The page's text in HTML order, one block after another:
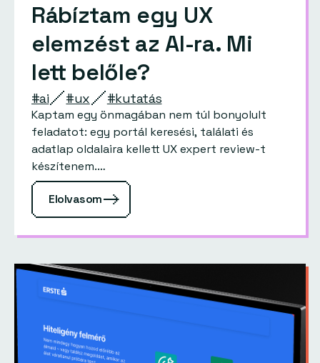
Rábíztam egy UX
elemzést az AI-ra. Mi
lett belőle?
#ai #ux #kutatás
Kaptam egy önmagában nem túl bonyolult
feladatot: egy portál keresési, találati és
adatlap oldalaira kellett UX expert review-t
készítenem.…
Elolvasom